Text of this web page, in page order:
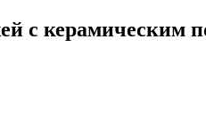
с керамическим